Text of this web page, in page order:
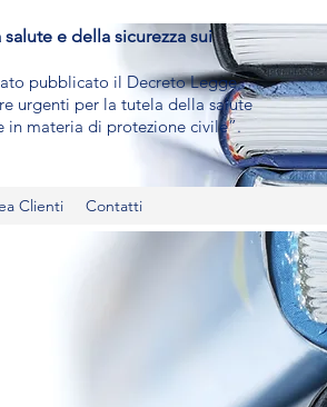
e della sicurezza sui
pubblicato il Decreto Legge
urgenti per la tutela della salute
in materia di protezione civile”.
Clienti Contatti